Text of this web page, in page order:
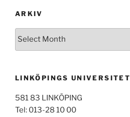
ARKIV
Arkiv
LINKÖPINGS UNIVERSITET
581 83 LINKÖPING
Tel: 013-28 10 00